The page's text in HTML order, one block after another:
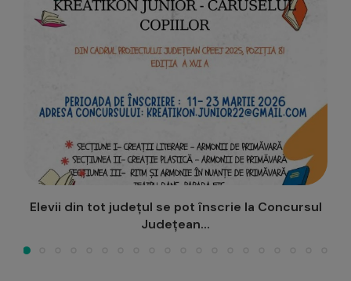
Concurs online pentru elevi în cadrul proiectului
„STEAM Quest –...